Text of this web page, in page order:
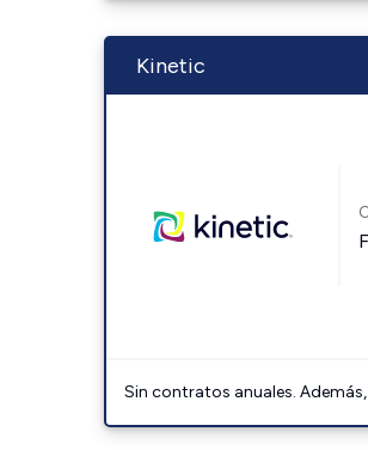
Kinetic
Sin contratos anuales.